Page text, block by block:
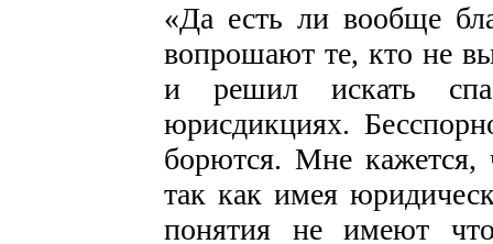
«Да есть ли вообще
вопрошают те, кто не
и решил искать
юрисдикциях.
борются. Мне кажется,
так как имея
понятия не имеют